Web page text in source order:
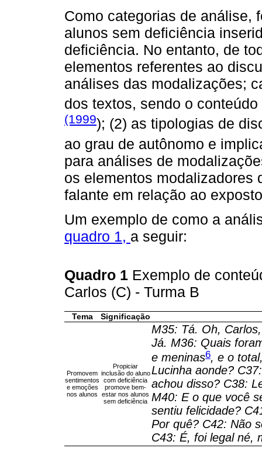
Como categorias de análise,
alunos sem deficiência
deficiência. No entanto, de
elementos referentes ao
análises das modalizações;
dos textos, sendo o
(1999); (2) as tipologias de
ao grau de autônomo e
para análises de
os elementos modalizadores
falante em relação ao
Um exemplo de como a
quadro 1, a seguir:
Quadro 1 Exemplo de
Carlos (C) - Turma B
Tema Significação
Promovem
sentimentos
e emoções
nos alunos
Propiciar
inclusão do aluno
com deficiência
promove bem-
estar nos alunos
sem deficiência
M35: Tá. Oh,
Já. M36: Quais
e meninas6 , e o
Lucinha aonde?
achou disso? C38:
M40: E o que você
sentiu felicidade?
Por quê? C42: Não
C43: É, foi legal né,